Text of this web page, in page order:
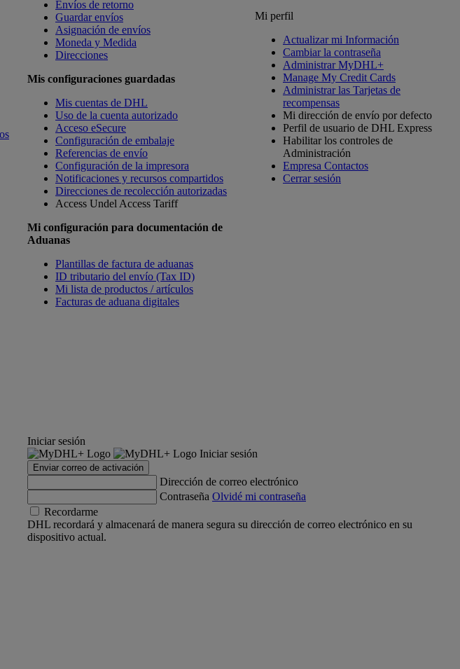
Envíos de retorno
Guardar envíos
Asignación de envíos
Moneda y Medida
Direcciones
Mis configuraciones guardadas
Mis cuentas de DHL
Uso de la cuenta autorizado
Acceso eSecure
Configuración de embalaje
Referencias de envío
Configuración de la impresora
Notificaciones y recursos compartidos
Direcciones de recolección autorizadas
Access Undel Access Tariff
Mi configuración para documentación de
Aduanas
Plantillas de factura de aduanas
ID tributario del envío (Tax ID)
Mi lista de productos / artículos
Facturas de aduana digitales
Mi perfil
Actualizar mi Información
Cambiar la contraseña
Administrar MyDHL+
Manage My Credit Cards
Administrar las Tarjetas de
recompensas
Mi dirección de envío por defecto
Perfil de usuario de DHL Express
Habilitar los controles de
Administración
Empresa Contactos
Cerrar sesión
Iniciar sesión
Iniciar sesión
Enviar correo de activación
Dirección de correo electrónico
Contraseña Olvidé mi contraseña
Recordarme
DHL recordará y almacenará de manera segura su dirección de correo electrónico en su
dispositivo actual.